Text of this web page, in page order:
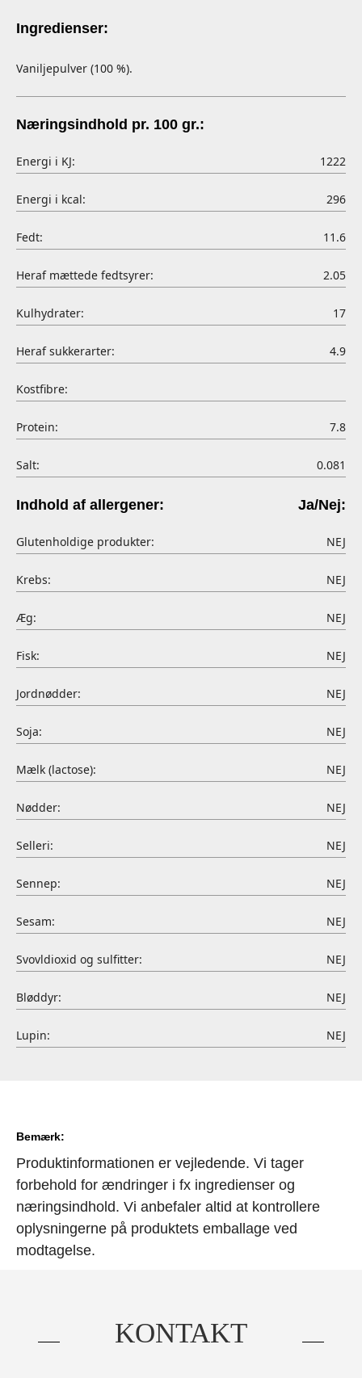
Ingredienser:
Vaniljepulver (100 %).
Næringsindhold pr. 100 gr.:
Energi i KJ: 1222
Energi i kcal: 296
Fedt: 11.6
Heraf mættede fedtsyrer: 2.05
Kulhydrater: 17
Heraf sukkerarter: 4.9
Kostfibre:
Protein: 7.8
Salt: 0.081
Indhold af allergener: Ja/Nej:
Glutenholdige produkter: NEJ
Krebs: NEJ
Æg: NEJ
Fisk: NEJ
Jordnødder: NEJ
Soja: NEJ
Mælk (lactose): NEJ
Nødder: NEJ
Selleri: NEJ
Sennep: NEJ
Sesam: NEJ
Svovldioxid og sulfitter: NEJ
Bløddyr: NEJ
Lupin: NEJ
Bemærk:
Produktinformationen er vejledende. Vi tager
forbehold for ændringer i fx ingredienser og
næringsindhold. Vi anbefaler altid at kontrollere
oplysningerne på produktets emballage ved
modtagelse.
KONTAKT